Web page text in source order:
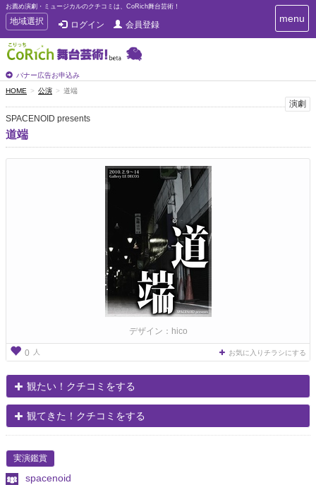
お薦め演劇・ミュージカルのクチコミは、CoRich舞台芸術！
T
o
g
g
e
n
a
v
i
g
地域選択 ログイン 会員登録
バナー広告お申込み
T
o
i
g
menu
HOME 公演 道端
演劇
SPACENOID presents
道端
デザイン：hico
0 人 お気に入りチラシにする
観たい！クチコミをする
観てきた！クチコミをする
実演鑑賞
spacenoid